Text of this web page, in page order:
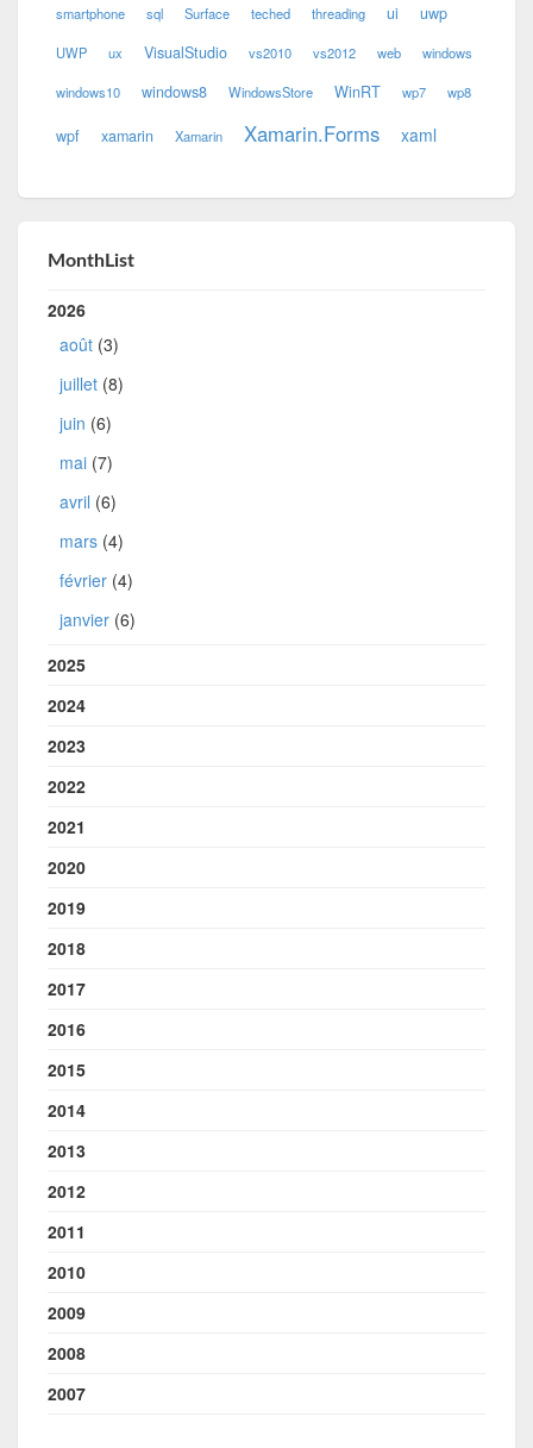
smartphone sql Surface teched threading ui uwp
UWP ux VisualStudio vs2010 vs2012 web windows
windows10 windows8 WindowsStore WinRT wp7 wp8
wpf xamarin Xamarin Xamarin.Forms xaml
MonthList
2026
août (3)
juillet (8)
juin (6)
mai (7)
avril (6)
mars (4)
février (4)
janvier (6)
2025
2024
2023
2022
2021
2020
2019
2018
2017
2016
2015
2014
2013
2012
2011
2010
2009
2008
2007